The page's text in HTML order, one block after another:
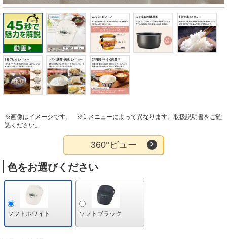
※画像はイメージです。
※1 メニューによって異なります。取扱説明書をご確
認ください。
360°ビュー
色をお選びください
ソフトホワイト ソフトブラック